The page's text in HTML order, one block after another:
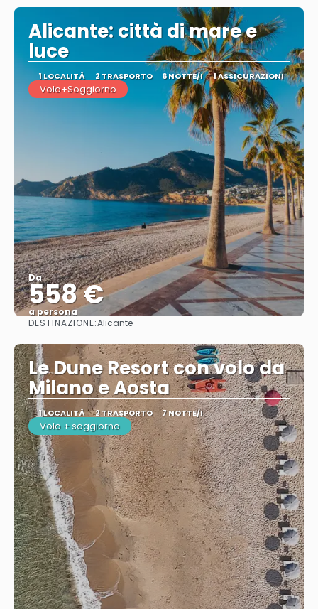
Alicante: città di mare e
luce
1 LOCALITÀ 2 TRASPORTO 6 NOTTE/I 1 ASSICURAZIONI
Volo+Soggiorno
Da
558 €
a persona
DESTINAZIONE:Alicante
Le Dune Resort con volo da
Milano e Aosta
1 LOCALITÀ 2 TRASPORTO 7 NOTTE/I
Volo + soggiorno